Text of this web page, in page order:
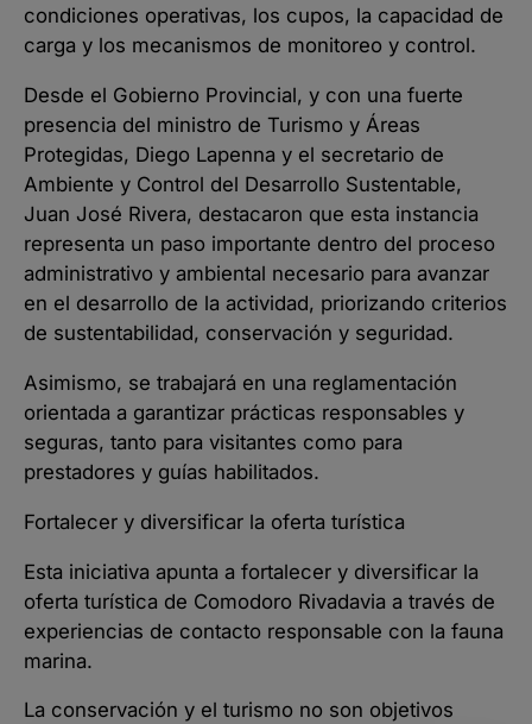
condiciones operativas, los cupos, la capacidad de
carga y los mecanismos de monitoreo y control.
Desde el Gobierno Provincial, y con una fuerte
presencia del ministro de Turismo y Áreas
Protegidas, Diego Lapenna y el secretario de
Ambiente y Control del Desarrollo Sustentable,
Juan José Rivera, destacaron que esta instancia
representa un paso importante dentro del proceso
administrativo y ambiental necesario para avanzar
en el desarrollo de la actividad, priorizando criterios
de sustentabilidad, conservación y seguridad.
Asimismo, se trabajará en una reglamentación
orientada a garantizar prácticas responsables y
seguras, tanto para visitantes como para
prestadores y guías habilitados.
Fortalecer y diversificar la oferta turística
Esta iniciativa apunta a fortalecer y diversificar la
oferta turística de Comodoro Rivadavia a través de
experiencias de contacto responsable con la fauna
marina.
La conservación y el turismo no son objetivos